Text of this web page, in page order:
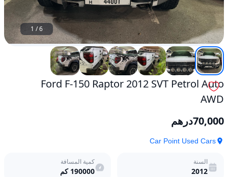
1 /6
Ford F-150 Raptor 2012 SVT Petrol Auto
AWD
70,000درهم
Car Point Used Cars
السنة
2012
كمية المسافة
190000 كم